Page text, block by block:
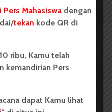
USU, wacana.org –...
Mahasiswa dengan
tekan kode QR di
ribu, Kamu telah
kemandirian Pers
dapat Kamu lihat